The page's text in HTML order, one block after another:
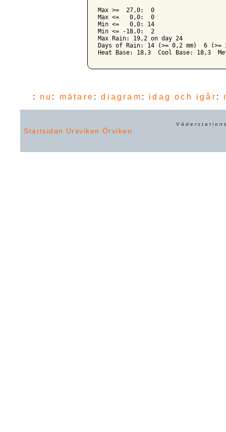
Max >=  27,0:  0
Max <=   0,0:  0
Min <=   0,0: 14
Min <= -18,0:  2
Max Rain: 19,2 on day 24
Days of Rain: 14 (>= 0,2 mm)  6 (>=
: nu : mätare :diagram : idag och igår :
Startsidan Ursviken Örviken